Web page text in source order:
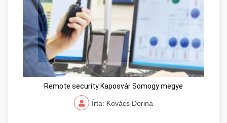
Remote security Kaposvár Somogy megye
Írta: Kovács Dorina